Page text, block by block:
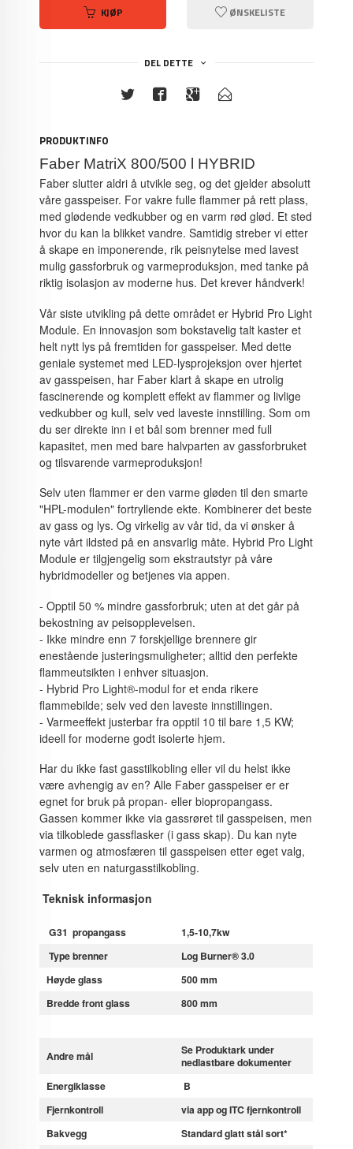
KJØP ØNSKELISTE
DEL DETTE
PRODUKTINFO
Faber MatriX 800/500 l HYBRID
Faber slutter aldri å utvikle seg, og det gjelder absolutt
våre gasspeiser. For vakre fulle flammer på rett plass,
med glødende vedkubber og en varm rød glød. Et sted
hvor du kan la blikket vandre. Samtidig streber vi etter
å skape en imponerende, rik peisnytelse med lavest
mulig gassforbruk og varmeproduksjon, med tanke på
riktig isolasjon av moderne hus. Det krever håndverk!
Vår siste utvikling på dette området er Hybrid Pro Light
Module. En innovasjon som bokstavelig talt kaster et
helt nytt lys på fremtiden for gasspeiser. Med dette
geniale systemet med LED-lysprojeksjon over hjertet
av gasspeisen, har Faber klart å skape en utrolig
fascinerende og komplett effekt av flammer og livlige
vedkubber og kull, selv ved laveste innstilling. Som om
du ser direkte inn i et bål som brenner med full
kapasitet, men med bare halvparten av gassforbruket
og tilsvarende varmeproduksjon!
Selv uten flammer er den varme gløden til den smarte
"HPL-modulen" fortryllende ekte. Kombinerer det beste
av gass og lys. Og virkelig av vår tid, da vi ønsker å
nyte vårt ildsted på en ansvarlig måte. Hybrid Pro Light
Module er tilgjengelig som ekstrautstyr på våre
hybridmodeller og betjenes via appen.
- Opptil 50 % mindre gassforbruk; uten at det går på
bekostning av peisopplevelsen.
- Ikke mindre enn 7 forskjellige brennere gir
enestående justeringsmuligheter; alltid den perfekte
flammeutsikten i enhver situasjon.
- Hybrid Pro Light®-modul for et enda rikere
flammebilde; selv ved den laveste innstillingen.
- Varmeeffekt justerbar fra opptil 10 til bare 1,5 KW;
ideell for moderne godt isolerte hjem.
Har du ikke fast gasstilkobling eller vil du helst ikke
være avhengig av en? Alle Faber gasspeiser er er
egnet for bruk på propan- eller biopropangass.
Gassen kommer ikke via gassrøret til gasspeisen, men
via tilkoblede gassflasker (i gass skap). Du kan nyte
varmen og atmosfæren til gasspeisen etter eget valg,
selv uten en naturgasstilkobling.
Teknisk informasjon
G31 propangass
1,5-10,7kw
Type brenner
Log Burner® 3.0
Høyde glass
500 mm
Bredde front glass
800 mm
Andre mål
Se Produktark under
nedlastbare dokumenter
Energiklasse
B
Fjernkontroll
via app og ITC fjernkontroll
Bakvegg
Standard glatt stål sort*